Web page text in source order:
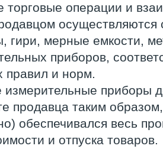
торговые операции и
осуществляются
гири, мерные емкости,
приборов,
правил и норм.
измерительные приборы
продавца таким
обеспечивался весь
и отпуска товаров.